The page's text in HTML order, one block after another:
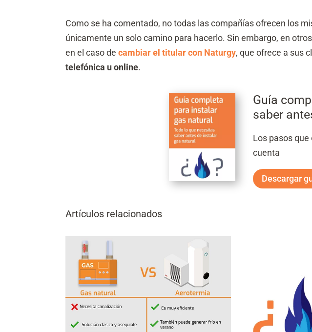
Como se ha comentado, no todas las compañías ofrecen los
únicamente un solo camino para hacerlo. Sin embargo, en
en el caso decambiar el titular con Naturgy, que ofrece a sus
telefónica u online.
Guía
saber
Los pasos
cuenta
Descargar
Artículos relacionados